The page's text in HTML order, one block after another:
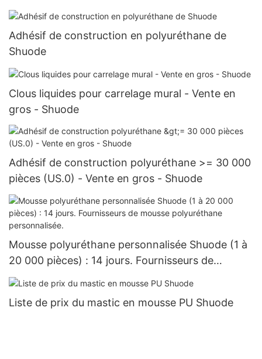
fournisseurs américains
Adhésif de construction en polyuréthane de
Shuode
Clous liquides pour carrelage mural - Vente en
gros - Shuode
Adhésif de construction polyuréthane >= 30 000
pièces (US.0) - Vente en gros - Shuode
Mousse polyuréthane personnalisée Shuode (1 à
20 000 pièces) : 14 jours. Fournisseurs de
mousse polyuréthane personnalisée.
Liste de prix du mastic en mousse PU Shuode